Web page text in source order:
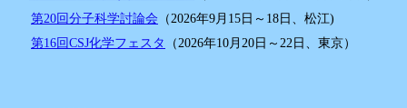
第20回分子科学討論会 （2026年9月15日～18日、松江)
第16回CSJ化学フェスタ
（2026年10月20日～22日、東京）